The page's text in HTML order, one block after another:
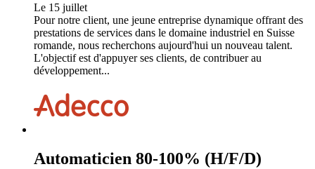
Le 15 juillet
Pour notre client, une jeune entreprise dynamique offrant des
prestations de services dans le domaine industriel en Suisse
romande, nous recherchons aujourd'hui un nouveau talent.
L'objectif est d'appuyer ses clients, de contribuer au
développement...
Automaticien 80-100% (H/F/D)